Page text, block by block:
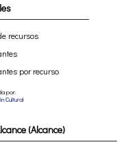
recursos
por recurso
por:
Cultural
(Alcance)